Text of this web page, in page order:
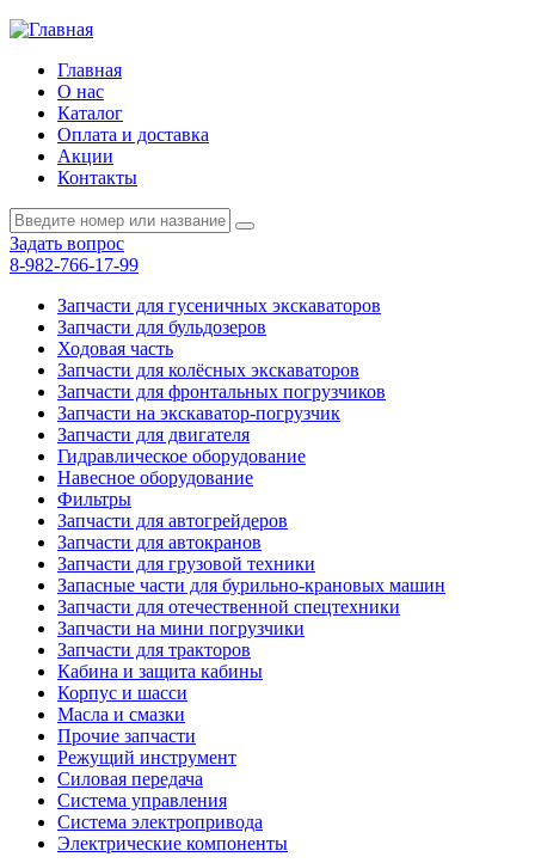
Главная
О нас
Каталог
Оплата и доставка
Акции
Контакты
Задать вопрос
8-982-766-17-99
Запчасти для гусеничных экскаваторов
Запчасти для бульдозеров
Ходовая часть
Запчасти для колёсных экскаваторов
Запчасти для фронтальных погрузчиков
Запчасти на экскаватор-погрузчик
Запчасти для двигателя
Гидравлическое оборудование
Навесное оборудование
Фильтры
Запчасти для автогрейдеров
Запчасти для автокранов
Запчасти для грузовой техники
Запасные части для бурильно-крановых машин
Запчасти для отечественной спецтехники
Запчасти на мини погрузчики
Запчасти для тракторов
Кабина и защита кабины
Корпус и шасси
Масла и смазки
Прочие запчасти
Режущий инструмент
Силовая передача
Система управления
Система электропривода
Электрические компоненты